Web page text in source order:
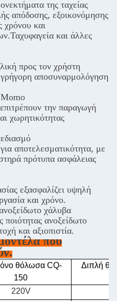
της ταχείας
απόδοσης, εξοικονόμησης
χρόνου και
και άλλες
προς τον χρήστη
γρήγορη αποσυναρμολόγηση
την παραγωγή
χωρητικότητας
αποτελεσματικότητα, με
πρότυπα ασφάλειας
εξασφαλίζει υψηλή
και χρόνο.
χάλυβα
ανοξείδωτο
και αξιοπιστία.
που
θόλωσα CQ-
150
Διπλή
220V